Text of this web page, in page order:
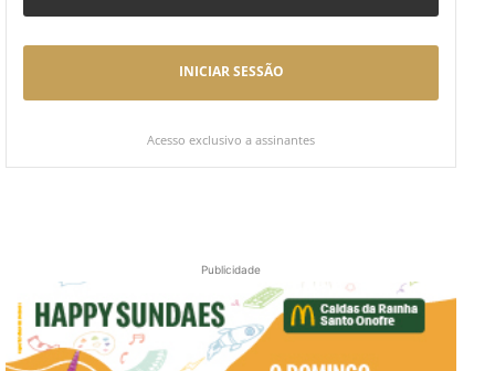
INICIAR SESSÃO
Acesso exclusivo a assinantes
Publicidade